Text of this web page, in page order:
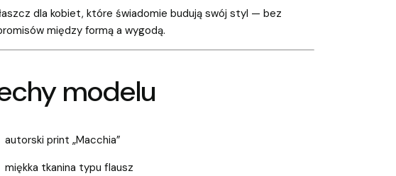
dla kobiet, które świadomie budują swój styl — bez
między formą a wygodą.
modelu
autorski print „Macchia”
miękka tkanina typu flausz